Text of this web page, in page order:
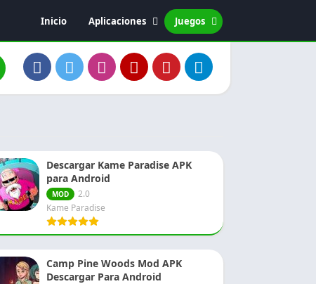
Inicio
Aplicaciones
Editor de vídeo
Entretenimiento
Juegos
Acción
Descargar Kame Paradise APK
para Android
MOD
2.0
Kame Paradise
Camp Pine Woods Mod APK
Descargar Para Android